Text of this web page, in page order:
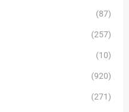
(87)
(257)
(10)
(920)
(271)